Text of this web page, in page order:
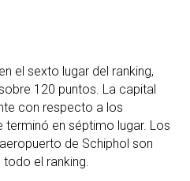
el sexto lugar del ranking,
120 puntos. La capital
con respecto a los
terminó en séptimo lugar. Los
de Schiphol son
el ranking.